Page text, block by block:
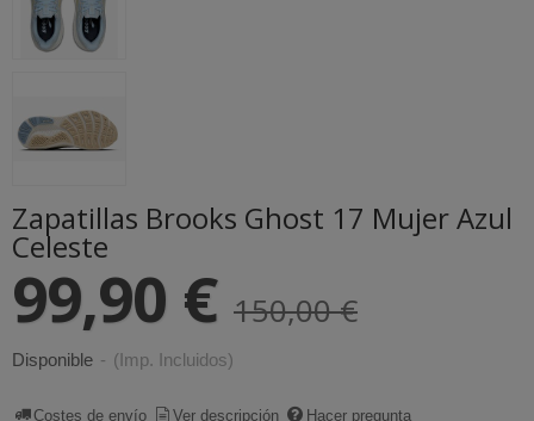
Zapatillas Brooks Ghost 17 Mujer Azul
Celeste
99,90 € 150,00 €
Disponible - (Imp. Incluidos)
Costes de envío Ver descripción Hacer pregunta